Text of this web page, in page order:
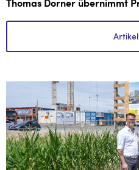
Thomas Dorner übernimmt